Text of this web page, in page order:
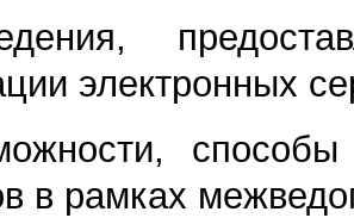
электронных
в рамках